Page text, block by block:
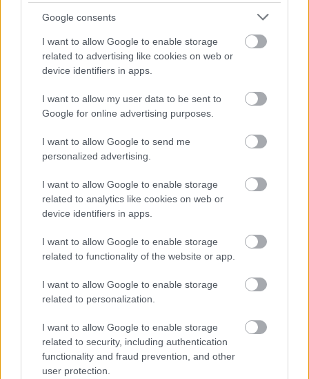
Google consents
I want to allow Google to enable storage
related to advertising like cookies on web or
device identifiers in apps.
I want to allow my user data to be sent to
Google for online advertising purposes.
I want to allow Google to send me
personalized advertising.
I want to allow Google to enable storage
related to analytics like cookies on web or
device identifiers in apps.
I want to allow Google to enable storage
related to functionality of the website or app.
I want to allow Google to enable storage
related to personalization.
I want to allow Google to enable storage
related to security, including authentication
functionality and fraud prevention, and other
user protection.
szomorúan.
Az asztal szélébe kapaszkodtam. Nem hittem volna, hogy a
fiam ilyen messzire megy, csak hogy beilleszkedjen egy
ott állt előttem, nyersen.
Mielőtt válaszolhattam volna, csörrenést hallottunk. Egy
pohár esett le. Mateo emelt hangon vitázott Adriánnal, és
„Nem kellett volna így megalázni!” üvöltötte Mateo.
„Ez nem rólad szólt” felelte Adrián higgadtan. „Az anyádról
szólt. Te tetted félre az utolsó sorba. Ez többet mond rólad,
mint bármilyen önéletrajz.”
„Annyit tudok, hogy képes lennél hátat fordítani annak a
nőnek, aki felnevelt, csak hogy feljebb juss. Ez mindent